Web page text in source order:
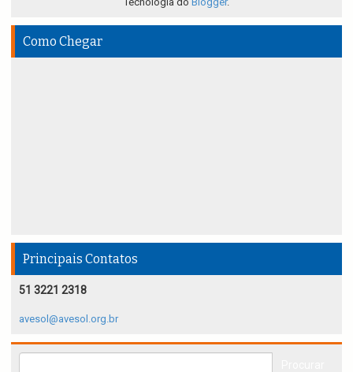
Como Chegar
Principais Contatos
51 3221 2318
avesol@avesol.org.br